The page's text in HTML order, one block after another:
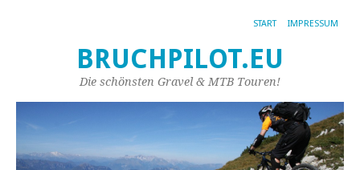
START IMPRESSUM
BRUCHPILOT.EU
Die schönsten Gravel & MTB Touren!